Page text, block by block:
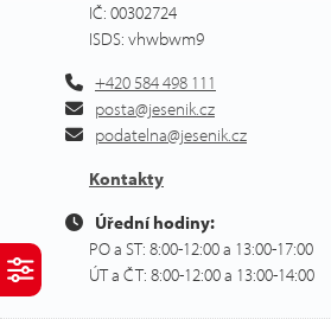
IČ: 00302724
ISDS: vhwbwm9
+420 584 498 111
posta@jesenik.cz
podatelna@jesenik.cz
Kontakty
Úřední hodiny:
PO a ST: 8:00-12:00 a 13:00-17:00
ÚT a ČT: 8:00-12:00 a 13:00-14:00